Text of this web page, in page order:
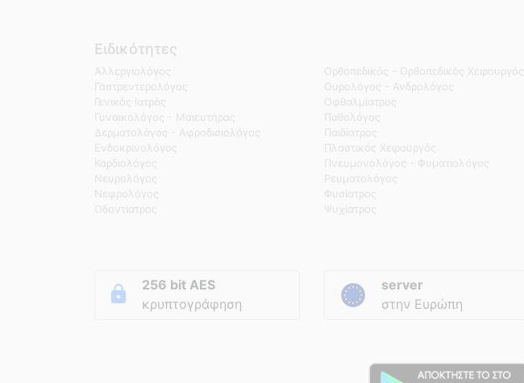
Ειδικότητες
Αλλεργιολόγος
Γαστρεντερολόγος
Γενικός Ιατρός
Γυναικολόγος - Μαιευτήρας
Δερματολόγος - Αφροδισιολόγος
Ενδοκρινολόγος
Καρδιολόγος
Νευρολόγος
Νεφρολόγος
Οδοντίατρος
Ορθοπεδικός - Ορθοπεδικός Χειρουργός
Ουρολόγος - Ανδρολόγος
Οφθαλμίατρος
Παθολόγος
Παιδίατρος
Πλαστικός Χειρουργός
Πνευμονολόγος - Φυματιολόγος
Ρευματολόγος
Φυσίατρος
Ψυχίατρος
256 bit AES
κρυπτογράφηση
server
στην Ευρώπη